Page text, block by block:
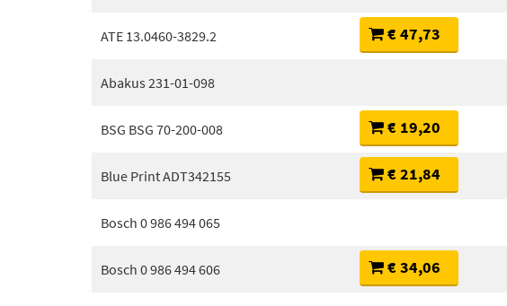
ATE 13.0460-3829.2 € 47,73
Abakus 231-01-098
BSG BSG 70-200-008 € 19,20
Blue Print ADT342155 € 21,84
Bosch 0 986 494 065
Bosch 0 986 494 606 € 34,06